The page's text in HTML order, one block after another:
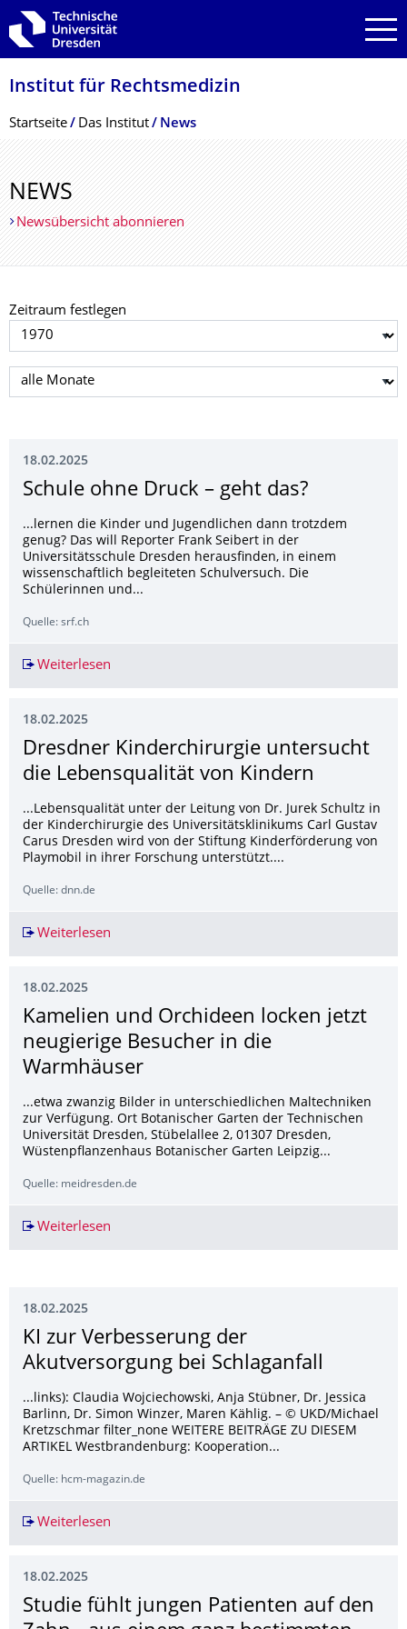
Zur Hauptnavigation springen
Zur Suche springen
Zum Inhalt springen
Institut für Rechtsmedizin
Breadcrumb-Menü
Startseite Das Institut News
NEWS
Newsübersicht abonnieren
Zeitraum festlegen
Jahr auswählen
Monat auswählen
18.02.2025
Schule ohne Druck – geht das?
...lernen die Kinder und Jugendlichen dann trotzdem
genug? Das will Reporter Frank Seibert in der
Universitätsschule Dresden herausfinden, in einem
wissenschaftlich begleiteten Schulversuch. Die
Schülerinnen und...
Quelle: srf.ch
Weiterlesen
18.02.2025
Dresdner Kinderchirurgie untersucht
die Lebensqualität von Kindern
...Lebensqualität unter der Leitung von Dr. Jurek Schultz in
der Kinderchirurgie des Universitätsklinikums Carl Gustav
Carus Dresden wird von der Stiftung Kinderförderung von
Playmobil in ihrer Forschung unterstützt....
Quelle: dnn.de
Weiterlesen
18.02.2025
Kamelien und Orchideen locken jetzt
neugierige Besucher in die
Warmhäuser
...etwa zwanzig Bilder in unterschiedlichen Maltechniken
zur Verfügung. Ort Botanischer Garten der Technischen
Universität Dresden, Stübelallee 2, 01307 Dresden,
Wüstenpflanzenhaus Botanischer Garten Leipzig...
Quelle: meidresden.de
Weiterlesen
18.02.2025
KI zur Verbesserung der
Akutversorgung bei Schlaganfall
...links): Claudia Wojciechowski, Anja Stübner, Dr. Jessica
Barlinn, Dr. Simon Winzer, Maren Kählig. – © UKD/Michael
Kretzschmar filter_none WEITERE BEITRÄGE ZU DIESEM
ARTIKEL Westbrandenburg: Kooperation...
Quelle: hcm-magazin.de
Weiterlesen
18.02.2025
Studie fühlt jungen Patienten auf den